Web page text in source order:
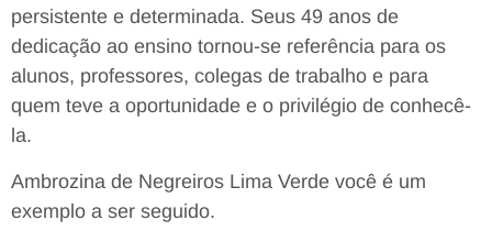
persistente e determinada. Seus 49 anos de
dedicação ao ensino tornou-se referência para os
alunos, professores, colegas de trabalho e para
quem teve a oportunidade e o privilégio de conhecê-
la.
Ambrozina de Negreiros Lima Verde você é um
exemplo a ser seguido.